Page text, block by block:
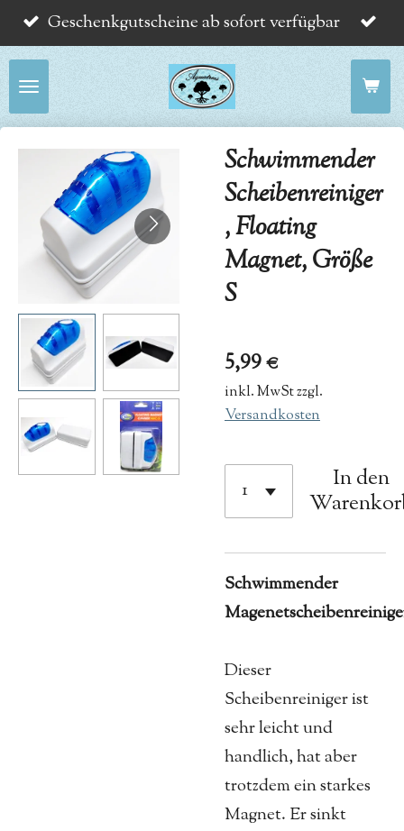
Zum
Hauptinhalt
springen
Geschenkgutscheine ab sofort verfügbar
Schwimmender
Scheibenreiniger
, Floating
Magnet, Größe
S
5,99 €
inkl. MwSt zzgl.
Versandkosten
In den
Schwimmender
Dieser
Scheibenreiniger ist
sehr leicht und
handlich, hat aber
trotzdem ein starkes
Magnet. Er sinkt